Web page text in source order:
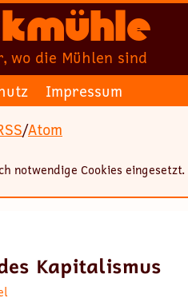
wo die Mühlen sind
Impressum
/Atom
notwendige Cookies eingesetzt.
Kapitalismus